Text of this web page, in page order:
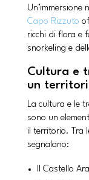
Un’immersione
Capo Rizzuto
ricchi di flora e
snorkeling e
Cultura e
un
La cultura e le
sono un
il territorio. Tra
segnalano:
Il Castello